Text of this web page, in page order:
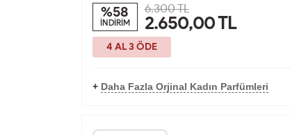
%58
İNDİRİM
6.300 TL
2.650,00TL
4 AL 3 ÖDE
+ Daha Fazla Orjinal Kadın Parfümleri